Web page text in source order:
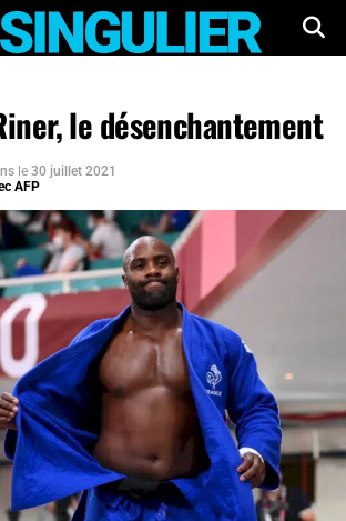
le désenchantement
le 30 juillet 2021
AFP